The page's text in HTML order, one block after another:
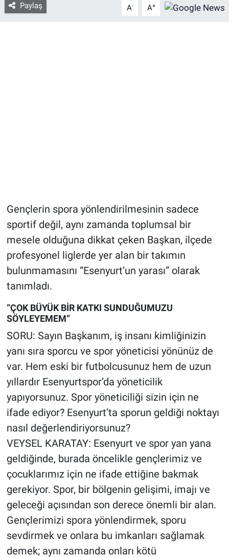
Paylaş A- A+
Gençlerin spora yönlendirilmesinin sadece
sportif değil, aynı zamanda toplumsal bir
mesele olduğuna dikkat çeken Başkan, ilçede
profesyonel liglerde yer alan bir takımın
bulunmamasını “Esenyurt’un yarası” olarak
tanımladı.
“ÇOK BÜYÜK BİR KATKI SUNDUĞUMUZU
SÖYLEYEMEM”
SORU: Sayın Başkanım, iş insanı kimliğinizin
yanı sıra sporcu ve spor yöneticisi yönünüz de
var. Hem eski bir futbolcusunuz hem de uzun
yıllardır Esenyurtspor’da yöneticilik
yapıyorsunuz. Spor yöneticiliği sizin için ne
ifade ediyor? Esenyurt’ta sporun geldiği noktayı
nasıl değerlendiriyorsunuz?
VEYSEL KARATAY: Esenyurt ve spor yan yana
geldiğinde, burada öncelikle gençlerimiz ve
çocuklarımız için ne ifade ettiğine bakmak
gerekiyor. Spor, bir bölgenin gelişimi, imajı ve
geleceği açısından son derece önemli bir alan.
Gençlerimizi spora yönlendirmek, sporu
sevdirmek ve onlara bu imkanları sağlamak
demek; aynı zamanda onları kötü
Yaşam